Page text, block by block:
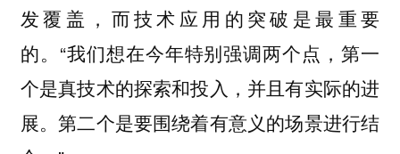
发覆盖，而技术应用的突破是最重要
的。“我们想在今年特别强调两个点，第一
个是真技术的探索和投入，并且有实际的进
展。第二个是要围绕着有意义的场景进行结